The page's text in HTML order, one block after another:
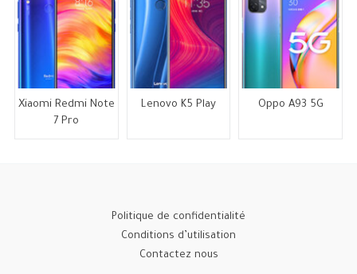
Xiaomi Redmi Note
7 Pro
Lenovo K5 Play Oppo A93 5G
Politique de confidentialité
Conditions d’utilisation
Contactez nous